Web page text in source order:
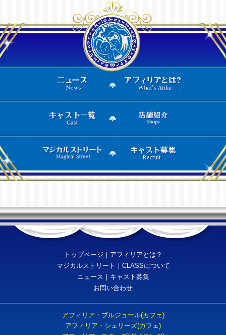
トップページ ｜ アフィリアとは？
マジカルストリート ｜ CLASSについて
ニュース ｜ キャスト募集
お問い合わせ
アフィリア・ブルジュール(カフェ)
アフィリア・シェリーズ(カフェ)